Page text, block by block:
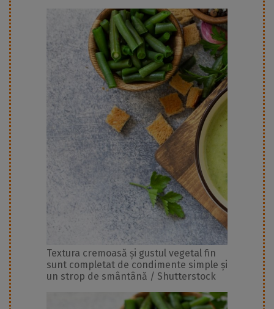
Textura cremoasă și gustul vegetal fin
sunt completat de condimente simple și
un strop de smântână / Shutterstock